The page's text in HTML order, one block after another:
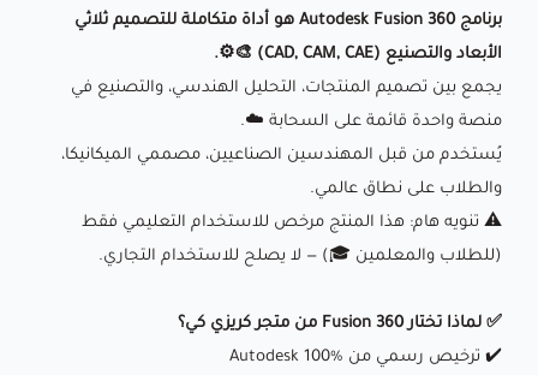
برنامج Autodesk Fusion 360 هو أداة متكاملة للتصميم ثلاثي
الأبعاد والتصنيع (CAD, CAM, CAE) 🎨⚙️.
يجمع بين تصميم المنتجات، التحليل الهندسي، والتصنيع في
منصة واحدة قائمة على السحابة ☁️.
يُستخدم من قبل المهندسين الصناعيين، مصممي الميكانيكا،
والطلاب على نطاق عالمي.
⚠️ تنويه هام: هذا المنتج مرخص للاستخدام التعليمي فقط
(للطلاب والمعلمين 🎓) — لا يصلح للاستخدام التجاري.
✅ لماذا تختار Fusion 360 من متجر كريزي كي؟
✔️ ترخيص رسمي من Autodesk 100%